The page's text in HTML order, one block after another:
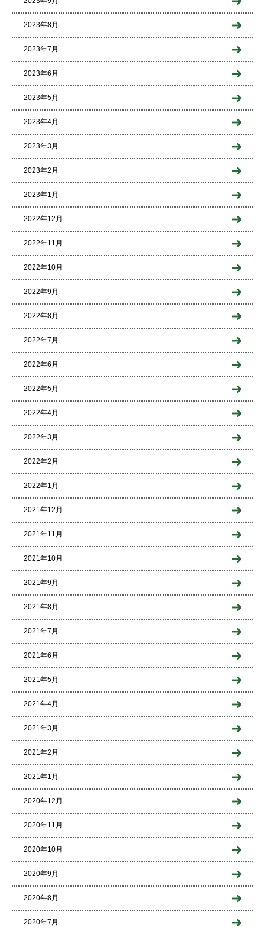
2023年8月
2023年7月
2023年6月
2023年5月
2023年4月
2023年3月
2023年2月
2023年1月
2022年12月
2022年11月
2022年10月
2022年9月
2022年8月
2022年7月
2022年6月
2022年5月
2022年4月
2022年3月
2022年2月
2022年1月
2021年12月
2021年11月
2021年10月
2021年9月
2021年8月
2021年7月
2021年6月
2021年5月
2021年4月
2021年3月
2021年2月
2021年1月
2020年12月
2020年11月
2020年10月
2020年9月
2020年8月
2020年7月